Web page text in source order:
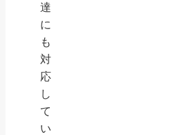
達
に
も
対
応
し
て
い